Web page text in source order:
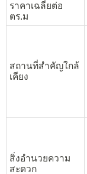
ราคาเฉลี่ยต่อ
ตร.ม
สถานที่สำคัญใกล้
เคียง
สิ่งอำนวยความ
สะดวก